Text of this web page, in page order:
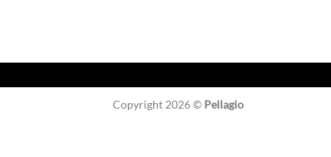
Copyright 2026 © Pellagio